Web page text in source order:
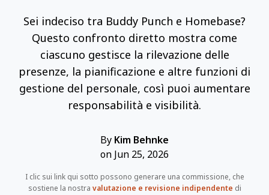
Sei indeciso tra Buddy Punch e Homebase?
Questo confronto diretto mostra come
ciascuno gestisce la rilevazione delle
presenze, la pianificazione e altre funzioni di
gestione del personale, così puoi aumentare
responsabilità e visibilità.
By Kim Behnke
on Jun 25, 2026
I clic sui link qui sotto possono generare una commissione, che
sostiene la nostra valutazione e revisione indipendente di